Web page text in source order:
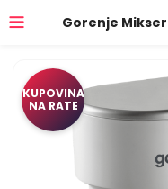
KUPOVINA
NA RATE